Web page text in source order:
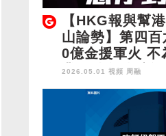
【HKG報與幫
山論勢】第四
0億金援軍火 不
業？俄烏戰爭怎
2026.05.01 視頻 周融